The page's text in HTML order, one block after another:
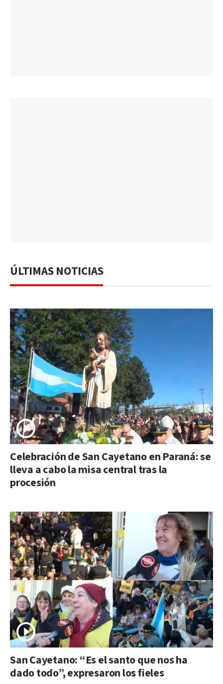
ÚLTIMAS NOTICIAS
Celebración de San Cayetano en Paraná: se
lleva a cabo la misa central tras la
procesión
San Cayetano: “Es el santo que nos ha
dado todo”, expresaron los fieles